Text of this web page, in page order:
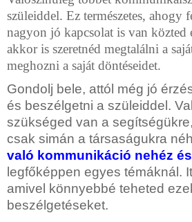
szüleiddel. Ez természetes, ahogy
nagyon jó kapcsolat is van közted
akkor is szeretnéd megtalálni a
meghozni a saját döntéseidet.
Gondolj bele, attól még jó
és beszélgetni a szüleiddel.
szükséged van a
csak simán a társaságukra
való kommunikáció nehéz
legfőképpen egyes témáknál.
amivel könnyebbé teheted
beszélgetéseket.